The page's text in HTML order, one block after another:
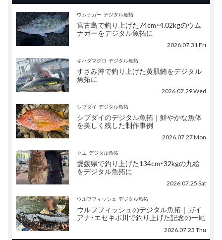
ウムナガー デジタル魚拓
宮古島で釣り上げた74cm・4.02kgのウム
ナガーをデジタル魚拓に
2026.07.31 Fri
キハダマグロ デジタル魚拓
すさみ沖で釣り上げた黄肌鮪をデジタル
魚拓に
2026.07.29 Wed
シブダイ デジタル魚拓
シブダイのデジタル魚拓｜鮮やかな魚体
を美しく残した制作事例
2026.07.27 Mon
クエ デジタル魚拓
愛媛県で釣り上げた134cm・32kgの九絵
をデジタル魚拓に
2026.07.25 Sat
ウルフフィッシュ デジタル魚拓
ウルフフィッシュのデジタル魚拓｜ガイ
アナ・エセキボ川で釣り上げた記念の一尾
2026.07.23 Thu